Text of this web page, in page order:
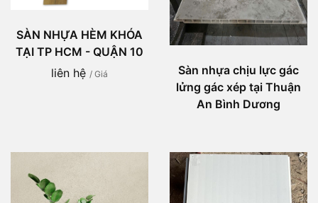
SÀN NHỰA HÈM KHÓA
TẠI TP HCM - QUẬN 10
liên hệ / Giá
Sàn nhựa chịu lực gác
lửng gác xép tại Thuận
An Bình Dương